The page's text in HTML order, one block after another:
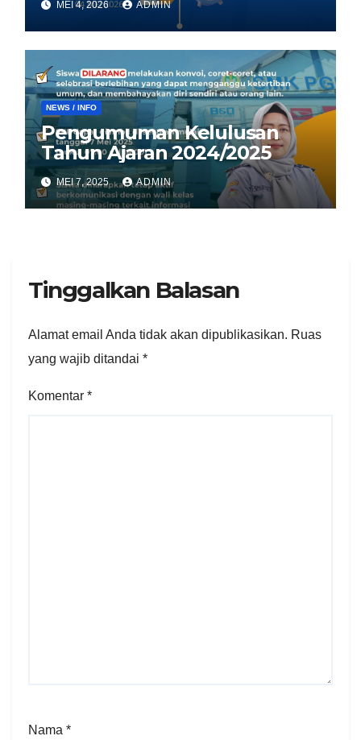
MEI 4, 2026 ADMIN
NEWS / INFO
Pengumuman Kelulusan
Tahun Ajaran 2024/2025
MEI 7, 2025 ADMIN
Tinggalkan Balasan
Alamat email Anda tidak akan dipublikasikan. Ruas
yang wajib ditandai *
Komentar *
Nama *